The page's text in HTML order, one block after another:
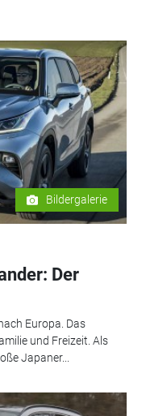
Bildergalerie
Der
Europa. Das
und Freizeit. Als
Japaner...